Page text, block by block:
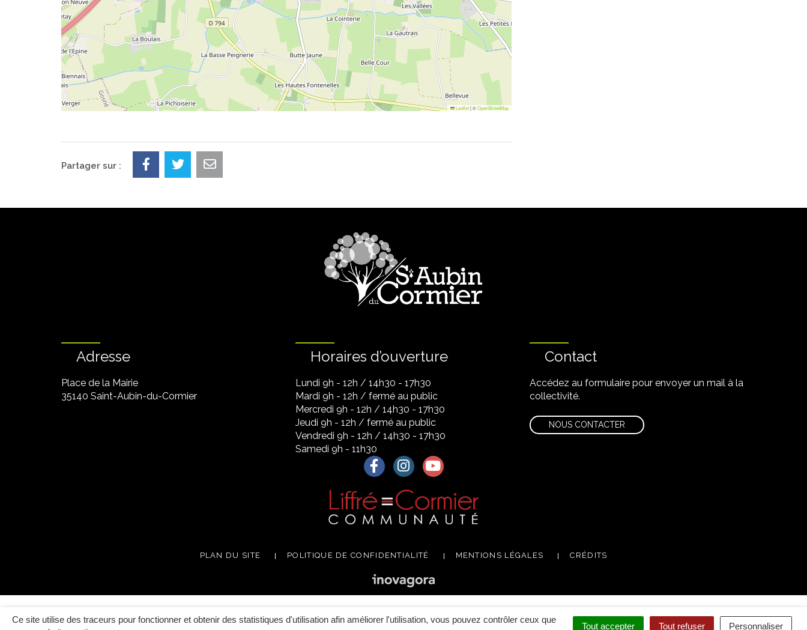
Ce site utilise des traceurs pour fonctionner et obtenir des statistiques d'utilisation afin améliorer l'utilisation, vous pouvez contrôler ceux que
Tout accepter Tout refuser Personnaliser
Leaflet|©OpenStreetMap
Partager sur :
Adresse
Place de la Mairie
35140 Saint-Aubin-du-Cormier
Horaires d’ouverture
Lundi 9h - 12h / 14h30 - 17h30
Mardi 9h - 12h / fermé au public
Mercredi 9h - 12h / 14h30 - 17h30
Jeudi 9h - 12h / fermé au public
Vendredi 9h - 12h / 14h30 - 17h30
Samedi 9h - 11h30
Contact
Accédez au formulaire pour envoyer un mail à la
collectivité.
NOUS CONTACTER
Lien vers le compte Facebook
Lien vers le compte Instagram
Lien vers la chaîne Youtube
PLAN DU SITE POLITIQUE DE CONFIDENTIALITÉ MENTIONS LÉGALES CRÉDITS